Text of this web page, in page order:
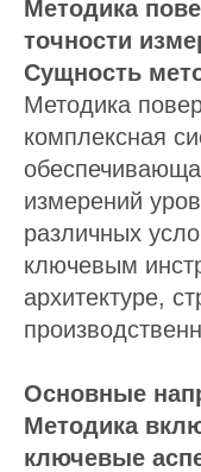
Методика
точности
Сущность
Методика
комплексная
измерений
различных
ключевым
архитектуре,
Основные
Методика
ключевые